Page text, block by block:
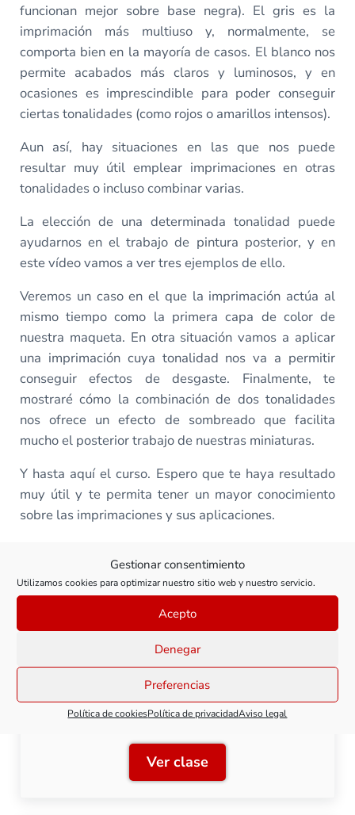
Gestionar consentimiento
Utilizamos cookies para optimizar nuestro sitio web y nuestro servicio.
Acepto
Denegar
Preferencias
Política de cookiesPolítica de privacidadAviso legal
funcionan mejor sobre base negra). El gris es la
imprimación más multiuso y, normalmente, se
comporta bien en la mayoría de casos. El blanco nos
permite acabados más claros y luminosos, y en
ocasiones es imprescindible para poder conseguir
ciertas tonalidades (como rojos o amarillos intensos).
Aun así, hay situaciones en las que nos puede
resultar muy útil emplear imprimaciones en otras
tonalidades o incluso combinar varias.
La elección de una determinada tonalidad puede
ayudarnos en el trabajo de pintura posterior, y en
este vídeo vamos a ver tres ejemplos de ello.
Veremos un caso en el que la imprimación actúa al
mismo tiempo como la primera capa de color de
nuestra maqueta. En otra situación vamos a aplicar
una imprimación cuya tonalidad nos va a permitir
conseguir efectos de desgaste. Finalmente, te
mostraré cómo la combinación de dos tonalidades
nos ofrece un efecto de sombreado que facilita
mucho el posterior trabajo de nuestras miniaturas.
Y hasta aquí el curso. Espero que te haya resultado
muy útil y te permita tener un mayor conocimiento
sobre las imprimaciones y sus aplicaciones.
Todas las clases de este curso
Clase 1: Introducción a las
imprimaciones
Ver claseClase 1: Introducción a